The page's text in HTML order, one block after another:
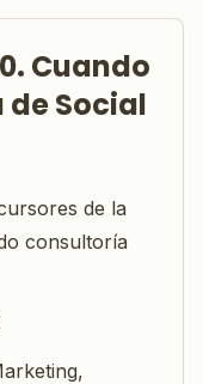
Cuando
Social
de la
consultoría